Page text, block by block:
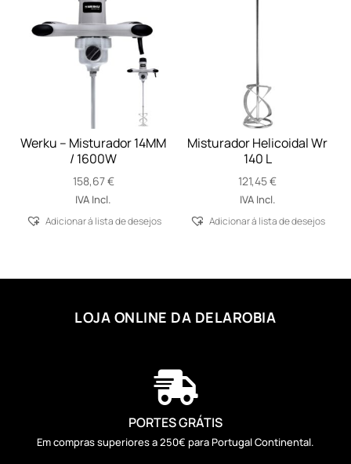
Werku – Misturador 14MM
/ 1600W
158,67€
IVA Incl.
Adicionar á lista de desejos
Misturador Helicoidal Wr
140 L
121,45€
IVA Incl.
Adicionar á lista de desejos
LOJA ONLINE DA DELAROBIA

PORTES GRÁTIS
Em compras superiores a 250€ para Portugal Continental.